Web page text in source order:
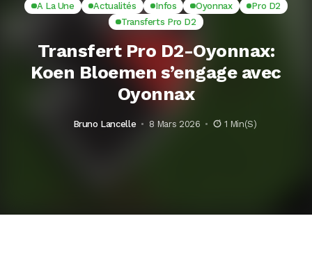
A La Une Actualités Infos Oyonnax
Pro D2
Transferts Pro D2
Transfert Pro D2-Oyonnax:
Koen Bloemen s’engage avec
Oyonnax
Bruno Lancelle 8 Mars 2026 1 Min(s)